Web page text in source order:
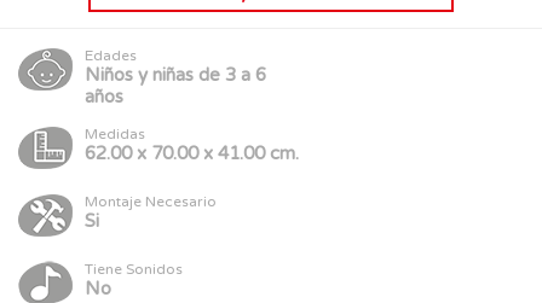
Edades
Niños y niñas de 3 a 6
años
Medidas
62.00 x 70.00 x 41.00 cm.
Montaje Necesario
Si
Tiene Sonidos
No